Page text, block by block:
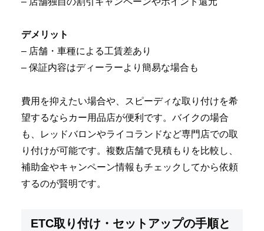
デメリット
– 店舗・車種による工賃差あり
– 保証内容はディーラーより簡易な場合も
費用を抑えたい場合や、スピーディな取り付けを希
望するならカー用品店が便利です。バイクの場合
も、レッドバロンやライコランドなど専門店での取
り付けが可能です。複数店舗で見積もりを比較し、
補助金やキャンペーン情報もチェックしてから依頼
するのが賢明です。
ETC取り付け・セットアップの手順と